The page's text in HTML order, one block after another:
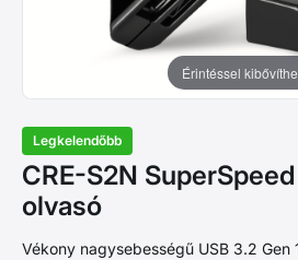
Érintéssel
Legkelendőbb
CRE-S2N
olvasó
Vékony nagysebességű USB 3.2 Gen